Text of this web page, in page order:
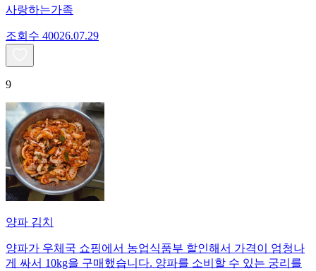
사랑하는가족
조회수 40026.07.29
9
양파 김치
양파가 우체국 쇼핑에서 농업식품부 할인해서 가격이 엄청나
게 싸서 10kg을 구매했습니다. 양파를 소비할 수 있는 궁리를